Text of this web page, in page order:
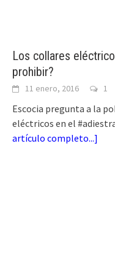
Los collares
prohibir?
11 enero, 2016 1
Escocia pregunta a la
eléctricos en el
artículo completo...]